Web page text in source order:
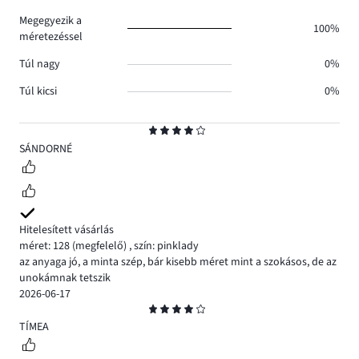
4
SÁNDORNÉ
Hitelesített vásárlás
méret: 128 (megfelelő) ,szín: pinklady
az anyaga jó, a minta szép, bár kisebb méret mint a szokásos, de az
unokámnak tetszik
2026-06-17
4
TÍMEA
Megegyezik a
méretezéssel
100%
Túl nagy
0%
Túl kicsi
0%